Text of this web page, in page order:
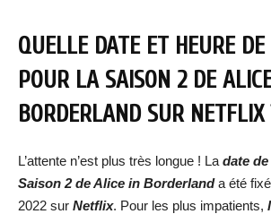
QUELLE DATE ET HEURE DE
POUR LA SAISON 2 DE
BORDERLAND SUR NETFLIX
L’attente n’est plus très longue ! La date
Saison 2 de Alice in Borderlanda été
2022 sur Netflix. Pour les plus impatients,